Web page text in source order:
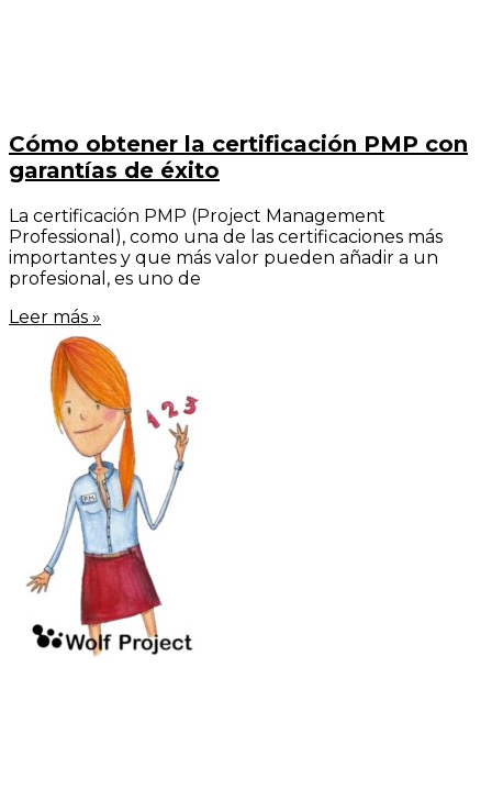
Cómo obtener la certificación PMP con
garantías de éxito
La certificación PMP (Project Management
Professional), como una de las certificaciones más
importantes y que más valor pueden añadir a un
profesional, es uno de
Leer más »